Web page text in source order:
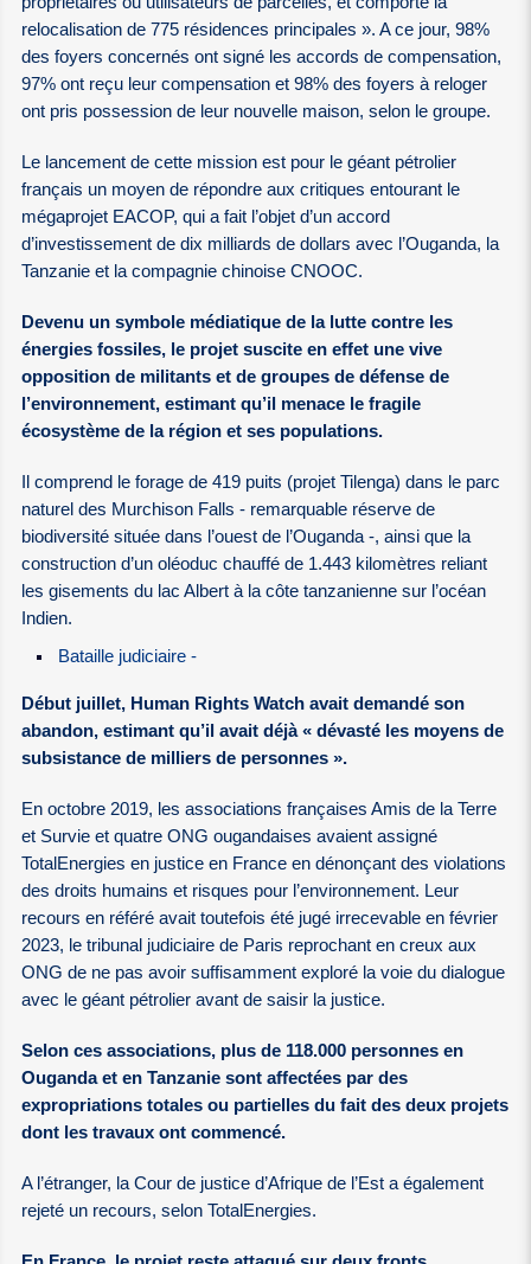
relocalisation de 775 résidences principales ». A ce jour, 98%
des foyers concernés ont signé les accords de compensation,
97% ont reçu leur compensation et 98% des foyers à reloger
ont pris possession de leur nouvelle maison, selon le groupe.
Le lancement de cette mission est pour le géant pétrolier
français un moyen de répondre aux critiques entourant le
mégaprojet EACOP, qui a fait l’objet d’un accord
d’investissement de dix milliards de dollars avec l’Ouganda, la
Tanzanie et la compagnie chinoise CNOOC.
Devenu un symbole médiatique de la lutte contre les
énergies fossiles, le projet suscite en effet une vive
opposition de militants et de groupes de défense de
l’environnement, estimant qu’il menace le fragile
écosystème de la région et ses populations.
Il comprend le forage de 419 puits (projet Tilenga) dans le parc
naturel des Murchison Falls - remarquable réserve de
biodiversité située dans l’ouest de l’Ouganda -, ainsi que la
construction d’un oléoduc chauffé de 1.443 kilomètres reliant
les gisements du lac Albert à la côte tanzanienne sur l’océan
Indien.
Bataille judiciaire -
Début juillet, Human Rights Watch avait demandé son
abandon, estimant qu’il avait déjà « dévasté les moyens de
subsistance de milliers de personnes ».
En octobre 2019, les associations françaises Amis de la Terre
et Survie et quatre ONG ougandaises avaient assigné
TotalEnergies en justice en France en dénonçant des violations
des droits humains et risques pour l’environnement. Leur
recours en référé avait toutefois été jugé irrecevable en février
2023, le tribunal judiciaire de Paris reprochant en creux aux
ONG de ne pas avoir suffisamment exploré la voie du dialogue
avec le géant pétrolier avant de saisir la justice.
Selon ces associations, plus de 118.000 personnes en
Ouganda et en Tanzanie sont affectées par des
expropriations totales ou partielles du fait des deux projets
dont les travaux ont commencé.
A l’étranger, la Cour de justice d’Afrique de l’Est a également
rejeté un recours, selon TotalEnergies.